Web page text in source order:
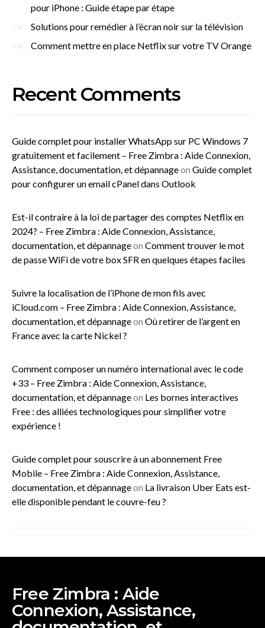
pour iPhone : Guide étape par étape
Solutions pour remédier à l’écran noir sur la télévision
Comment mettre en place Netflix sur votre TV Orange
Recent Comments
Guide complet pour installer WhatsApp sur PC Windows 7
gratuitement et facilement – Free Zimbra : Aide Connexion,
Assistance, documentation, et dépannageon Guide complet
pour configurer un email cPanel dans Outlook
Est-il contraire à la loi de partager des comptes Netflix en
2024? – Free Zimbra : Aide Connexion, Assistance,
documentation, et dépannageon Comment trouver le mot
de passe WiFi de votre box SFR en quelques étapes faciles
Suivre la localisation de l’iPhone de mon fils avec
iCloud.com – Free Zimbra : Aide Connexion, Assistance,
documentation, et dépannageon Où retirer de l’argent en
France avec la carte Nickel ?
Comment composer un numéro international avec le code
+33 – Free Zimbra : Aide Connexion, Assistance,
documentation, et dépannageon Les bornes interactives
Free : des alliées technologiques pour simplifier votre
expérience !
Guide complet pour souscrire à un abonnement Free
Mobile – Free Zimbra : Aide Connexion, Assistance,
documentation, et dépannageon La livraison Uber Eats est-
elle disponible pendant le couvre-feu ?
Free Zimbra : Aide
Connexion, Assistance,